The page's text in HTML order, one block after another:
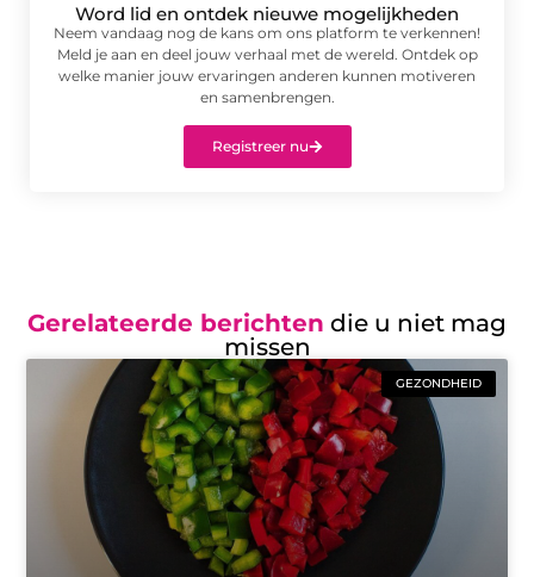
Word lid en ontdek nieuwe mogelijkheden
Neem vandaag nog de kans om ons platform te verkennen!
Meld je aan en deel jouw verhaal met de wereld. Ontdek op
welke manier jouw ervaringen anderen kunnen motiveren
en samenbrengen.
Registreer nu
Gerelateerde berichten die u niet mag
missen
GEZONDHEID